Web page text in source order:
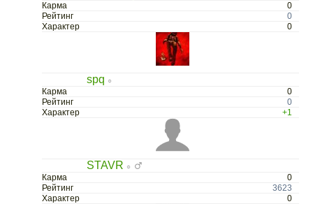
Карма
0
Рейтинг
0
Характер
0
spq ○
Карма
0
Рейтинг
0
Характер
+1
STAVR ○
Карма
0
Рейтинг
3623
Характер
0